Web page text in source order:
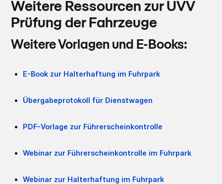
Weitere Ressourcen zur UVV
Prüfung der Fahrzeuge
Weitere Vorlagen und E-Books:
E-Book zur Halterhaftung im Fuhrpark
Übergabeprotokoll für Dienstwagen
PDF-Vorlage zur Führerscheinkontrolle
Webinar zur Führerscheinkontrolle im Fuhrpark
Webinar zur Halterhaftung im Fuhrpark